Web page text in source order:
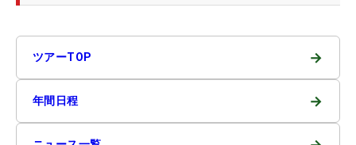
ツアーTOP →
年間日程 →